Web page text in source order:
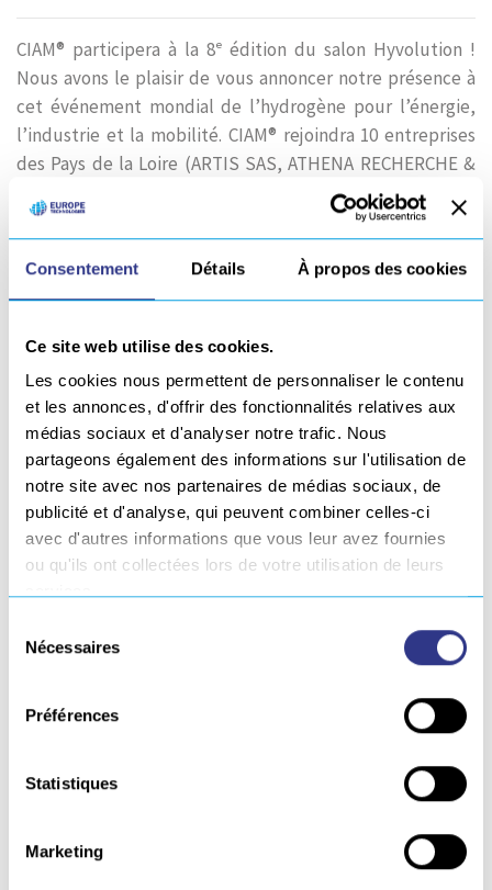
Consentement Détails À propos des cookies
Ce site web utilise des cookies.
Les cookies nous permettent de personnaliser le contenu
et les annonces, d'offrir des fonctionnalités relatives aux
médias sociaux et d'analyser notre trafic. Nous
partageons également des informations sur l'utilisation de
notre site avec nos partenaires de médias sociaux, de
publicité et d'analyse, qui peuvent combiner celles-ci
avec d'autres informations que vous leur avez fournies
ou qu'ils ont collectées lors de votre utilisation de leurs
Nécessaires
Préférences
Statistiques
Marketing
CIAM® participera à la 8ᵉ édition du salon Hyvolution !
Nous avons le plaisir de vous annoncer notre présence à
cet événement mondial de l’hydrogène pour l’énergie,
l’industrie et la mobilité. CIAM® rejoindra 10 entreprises
des Pays de la Loire (ARTIS SAS, ATHENA RECHERCHE &
INNOVATION, ATINEA, ENERGY FORMATION, FARWIND…
LIRE LA SUITE
JEC 2025, DÉCOUVREZ NOS
SYSTÈMES INDUSTRIELS ET
PRESTATIONS D’INGÉNIERIE